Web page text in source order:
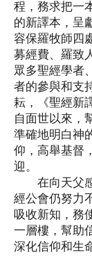
程，務求把一
的新譯本，呈
容保羅牧師四
募經費、羅致
眾多聖經學者
者的參與和支
耘，《聖經新
自面世以來，
準確地明白神
仰，高舉基督
迎。
在向天父感
經公會仍努力
吸收新知，務
一層樓，幫助
深化信仰和生